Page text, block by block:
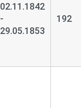
02.11.1842
-
29.05.1853
192